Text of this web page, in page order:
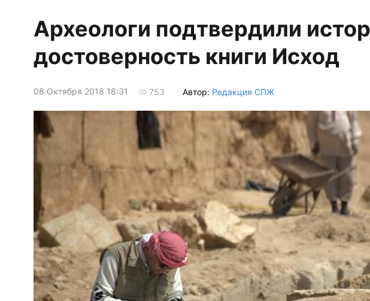
Археологи подтвердили
достоверность книги Исход
08 Октября 2018 18:31 753 Автор: Редакция СПЖ